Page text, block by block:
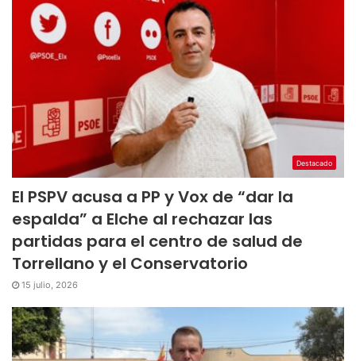
Destacado
El PSPV acusa a PP y Vox de “dar la
espalda” a Elche al rechazar las
partidas para el centro de salud de
Torrellano y el Conservatorio
15 julio, 2026